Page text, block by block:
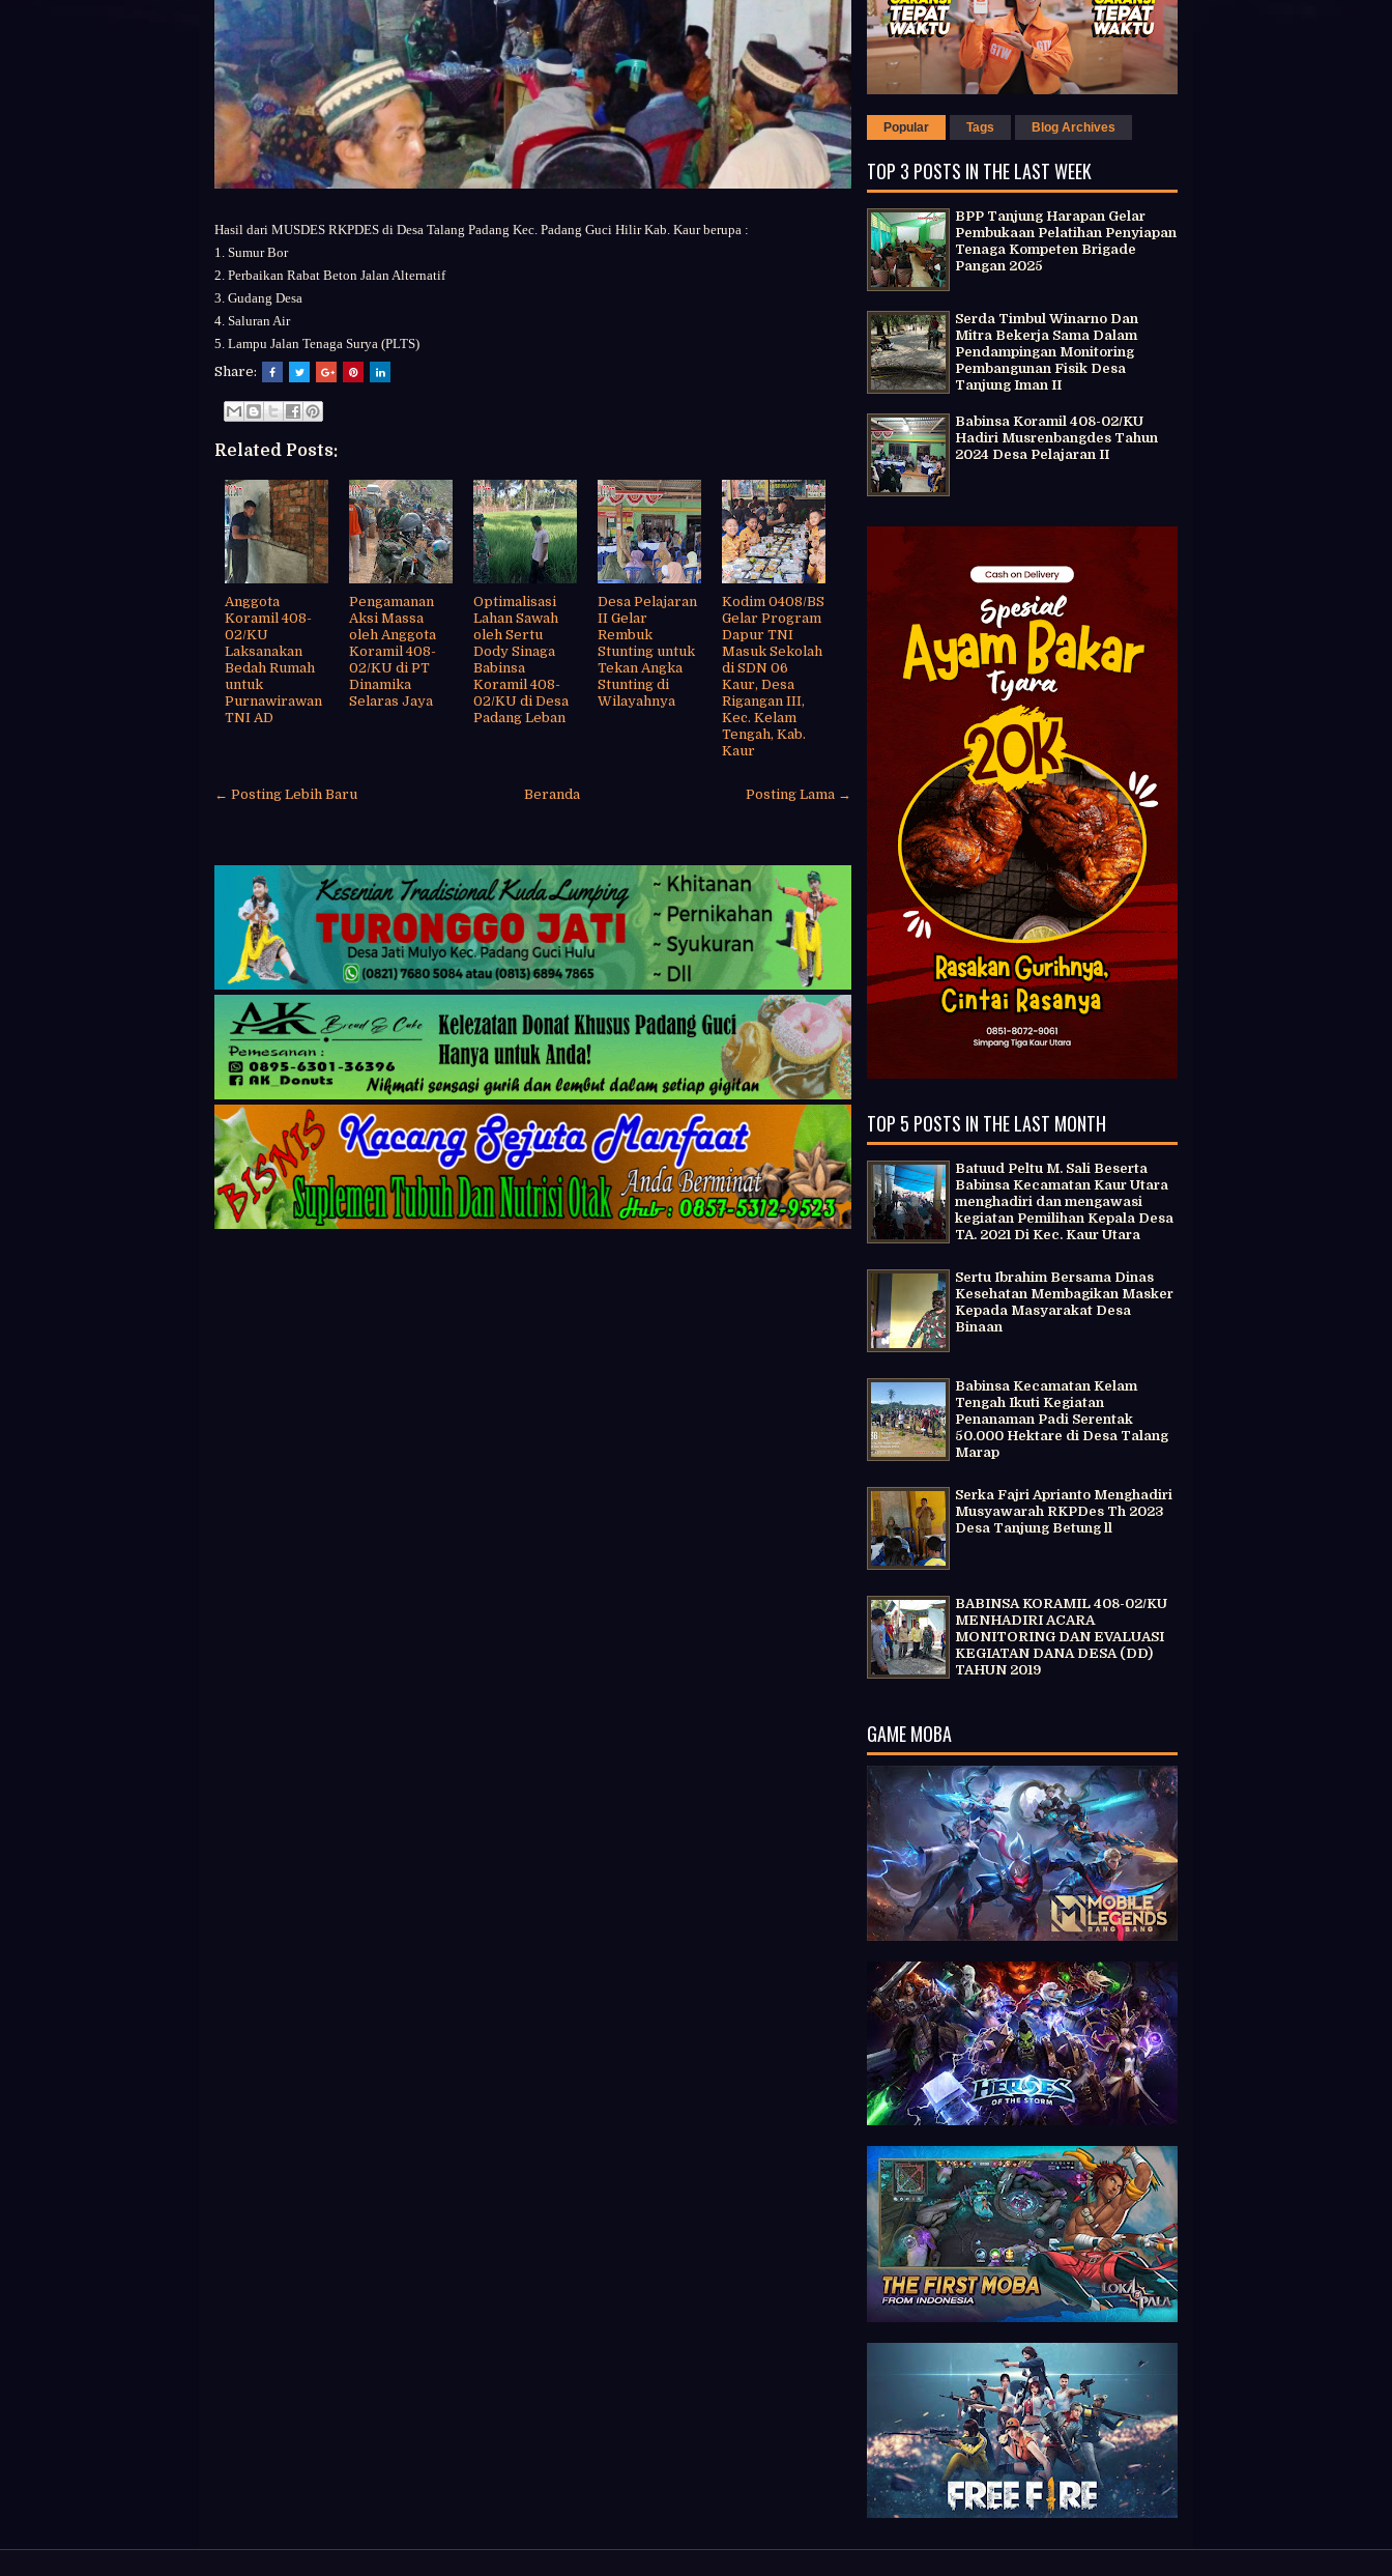
Hasil dari MUSDES RKPDES di Desa Talang Padang Kec. Padang Guci Hilir Kab. Kaur berupa :
1. Sumur Bor
2. Perbaikan Rabat Beton Jalan Alternatif
3. Gudang Desa
4. Saluran Air
5. Lampu Jalan Tenaga Surya (PLTS)
Share:
Related Posts:
Anggota
Koramil 408-
02/KU
Laksanakan
Bedah Rumah
untuk
Purnawirawan
TNI AD
Pengamanan
Aksi Massa
oleh Anggota
Koramil 408-
02/KU di PT
Dinamika
Selaras Jaya
Optimalisasi
Lahan Sawah
oleh Sertu
Dody Sinaga
Babinsa
Koramil 408-
02/KU di Desa
Padang Leban
Desa Pelajaran
II Gelar
Rembuk
Stunting untuk
Tekan Angka
Stunting di
Wilayahnya
Kodim 0408/BS
Gelar Program
Dapur TNI
Masuk Sekolah
di SDN 06
Kaur, Desa
Rigangan III,
Kec. Kelam
Tengah, Kab.
Kaur
← Posting Lebih Baru Posting Lama →
Beranda
Popular Tags Blog Archives
TOP 3 POSTS IN THE LAST WEEK
BPP Tanjung Harapan Gelar
Pembukaan Pelatihan Penyiapan
Tenaga Kompeten Brigade
Pangan 2025
Serda Timbul Winarno Dan
Mitra Bekerja Sama Dalam
Pendampingan Monitoring
Pembangunan Fisik Desa
Tanjung Iman II
Babinsa Koramil 408-02/KU
Hadiri Musrenbangdes Tahun
2024 Desa Pelajaran II
TOP 5 POSTS IN THE LAST MONTH
Batuud Peltu M. Sali Beserta
Babinsa Kecamatan Kaur Utara
menghadiri dan mengawasi
kegiatan Pemilihan Kepala Desa
TA. 2021 Di Kec. Kaur Utara
Sertu Ibrahim Bersama Dinas
Kesehatan Membagikan Masker
Kepada Masyarakat Desa
Binaan
Babinsa Kecamatan Kelam
Tengah Ikuti Kegiatan
Penanaman Padi Serentak
50.000 Hektare di Desa Talang
Marap
Serka Fajri Aprianto Menghadiri
Musyawarah RKPDes Th 2023
Desa Tanjung Betung ll
BABINSA KORAMIL 408-02/KU
MENHADIRI ACARA
MONITORING DAN EVALUASI
KEGIATAN DANA DESA (DD)
TAHUN 2019
GAME MOBA